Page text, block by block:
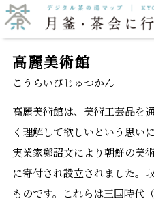
高麗美術館
こうらいびじゅつかん
高麗美術館は、美術工芸品を
く理解して欲しいという思い
実業家鄭詔文により朝鮮の美
に寄付され設立されました。
ものです。これらは三国時代